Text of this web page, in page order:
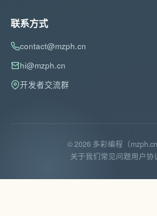
联系方式
contact@mzph.cn
hi@mzph.cn
开发者交流群
© 2026 多彩编程（
关于我们常见问题用户协